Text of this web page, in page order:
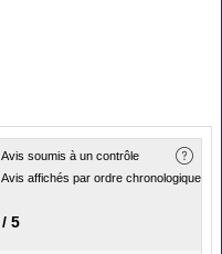
Avis soumis à un contrôle
Avis affichés par ordre chronologique
/ 5